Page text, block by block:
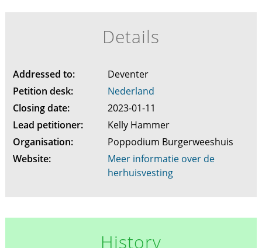
Details
Addressed to:
Deventer
Petition desk:
Nederland
Closing date:
2023-01-11
Lead petitioner:
Kelly Hammer
Organisation:
Poppodium Burgerweeshuis
Website:
Meer informatie over de
herhuisvesting
History